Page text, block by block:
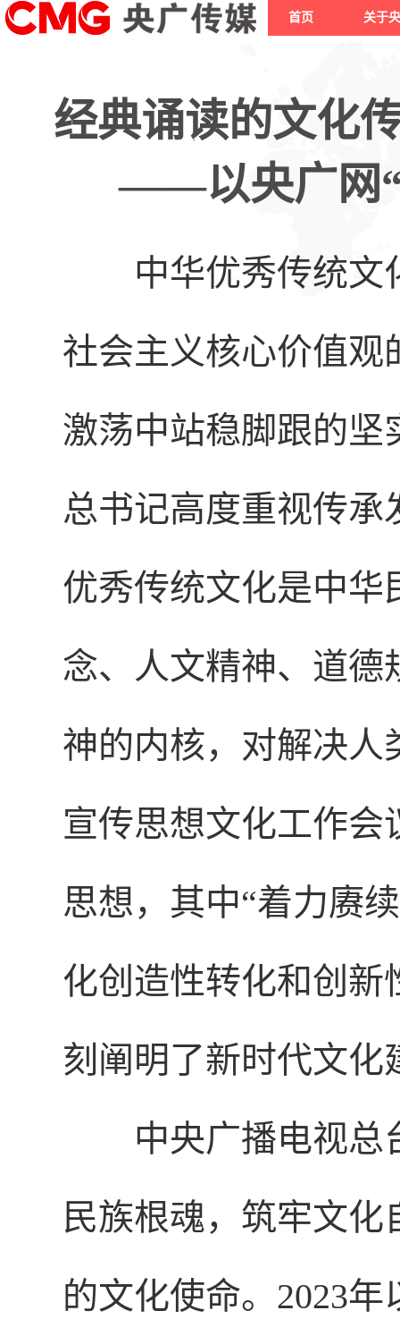
首页 关于
经典诵读的文化
——以央广网“
中华优秀传统文
社会主义核心价值观
激荡中站稳脚跟的坚
总书记高度重视传
优秀传统文化是中华
念、人文精神、道德
神的内核，对解决人
宣传思想文化工作
思想，其中“着力赓
化创造性转化和创新
刻阐明了新时代文化
中央广播电视总
民族根魂，筑牢文化
的文化使命。2023